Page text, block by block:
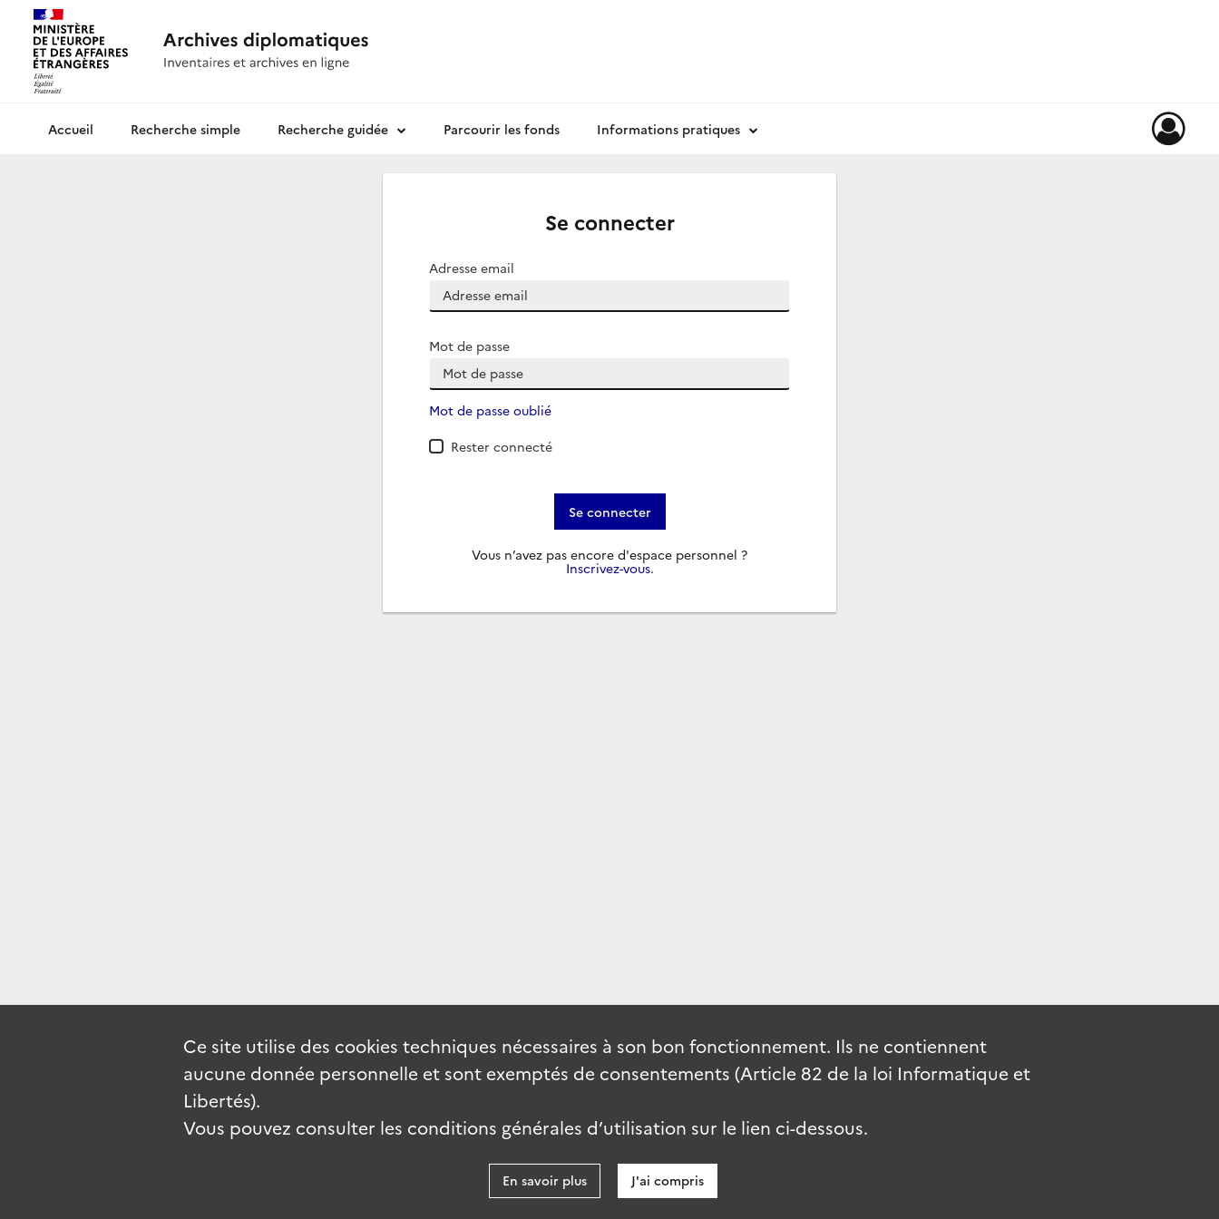
Archives diplomatiquesRecherche simple Recherche guidée Parcourir les fonds Informations pratiques
Se connecter
Adresse email
Mot de passe
Mot de passe oublié
Rester connecté
Se connecter
Vous n’avez pas encore d'espace personnel ?
Inscrivez-vous.
Ce site utilise des cookies techniques nécessaires à son bon fonctionnement. Ils ne contiennent
aucune donnée personnelle et sont exemptés de consentements (Article 82 de la loi Informatique et
Libertés).
Vous pouvez consulter les conditions générales d’utilisation sur le lien ci-dessous.
En savoir plus J'ai compris